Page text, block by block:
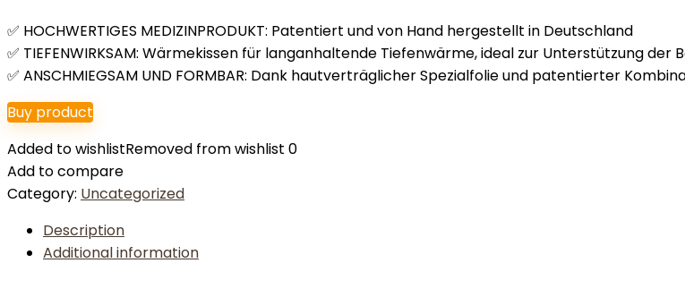
✅ HOCHWERTIGES MEDIZINPRODUKT: Patentiert und von Hand hergestellt in Deutschland
✅ TIEFENWIRKSAM: Wärmekissen für langanhaltende Tiefenwärme, ideal zur Unterstützung
✅ ANSCHMIEGSAM UND FORMBAR: Dank hautverträglicher Spezialfolie und patentierter
Buy product
Added to wishlistRemoved from wishlist 0
Add to compare
Category: Uncategorized
Description
Additional information